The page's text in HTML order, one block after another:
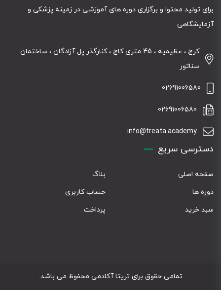
برای تولید محتوا و برگزاری دوره های آموزشی در زمینه پزشکی و
آزمایشگاهی
کرج ، عظیمیه ، 45 متری کاج ، کنارگذر پل آزادگان ، ساختمان
سناتور
02691006580
02691006580
info@treata.academy
دسترسی سریع
صفحه اصلی
بلاگ
دوره ها
حساب کاربری
سبد خرید
پرداخت
تمامی حقوق برای تریتا آکادمی محفوظ می باشد.